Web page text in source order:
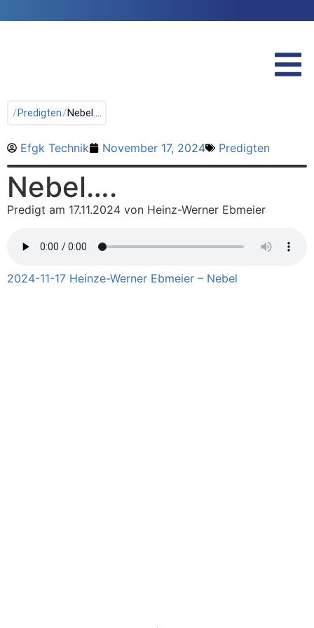
/Predigten/Nebel….
Efgk Technik November 17, 2024 Predigten
Nebel….
Predigt am 17.11.2024 von Heinz-Werner Ebmeier
2024-11-17 Heinze-Werner Ebmeier – Nebel